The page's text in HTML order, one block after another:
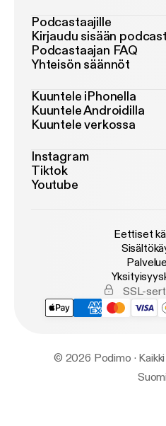
Podcastaajille
Kirjaudu sisään
Podcastaajan FAQ
Yhteisön säännöt
Kuuntele iPhonella
Kuuntele Androidilla
Kuuntele verkossa
Instagram
Tiktok
Youtube
Eettiset
SSL-
© 2026 Podimo ·
Suomi